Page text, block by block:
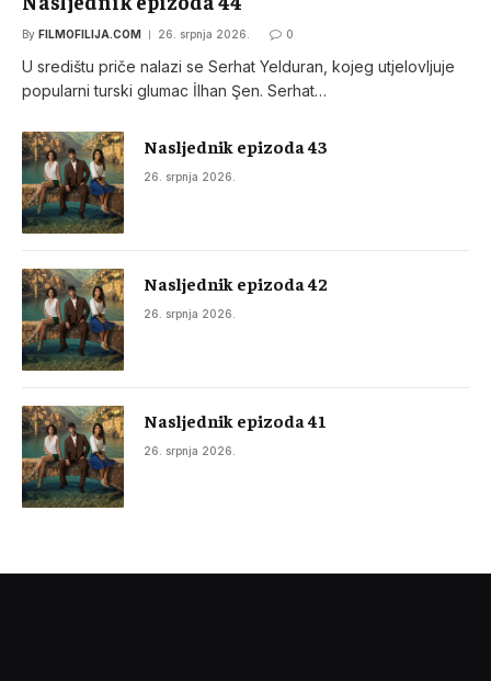
By FILMOFILIJA.COM 26. srpnja 2026. 0
U središtu priče nalazi se Serhat Yelduran, kojeg utjelovljuje
popularni turski glumac İlhan Şen. Serhat…
Nasljednik epizoda 43
26. srpnja 2026.
Nasljednik epizoda 42
26. srpnja 2026.
Nasljednik epizoda 41
26. srpnja 2026.